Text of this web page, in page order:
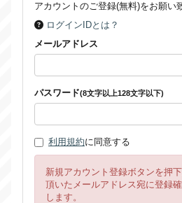
アカウントのご登録(無料)をお願い
ログインIDとは？
メールアドレス
パスワード(8文字以上128文字以下)
利用規約に同意する
新規アカウント登録ボタンを押
頂いたメールアドレス宛に登録
します。